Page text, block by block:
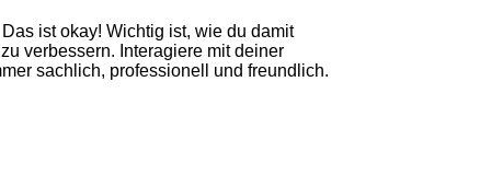
ist okay! Wichtig ist, wie du damit
verbessern. Interagiere mit deiner
sachlich, professionell und freundlich.